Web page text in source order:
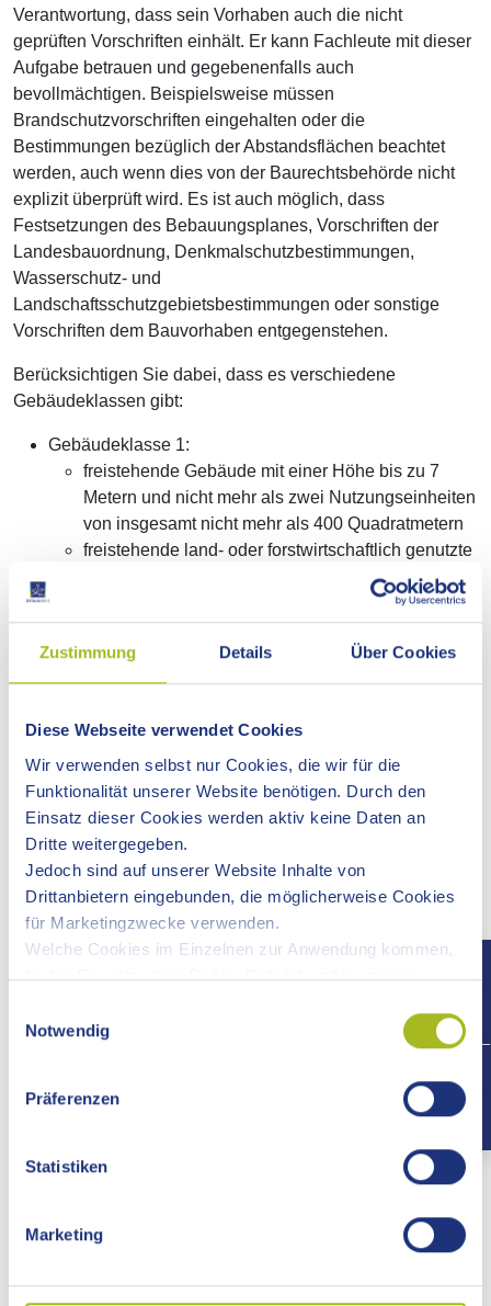
Zustimmung Details Über Cookies
Diese Webseite verwendet Cookies
Wir verwenden selbst nur Cookies, die wir für die
Funktionalität unserer Website benötigen. Durch den
Einsatz dieser Cookies werden aktiv keine Daten an
Dritte weitergegeben.
Jedoch sind auf unserer Website Inhalte von
Drittanbietern eingebunden, die möglicherweise Cookies
für Marketingzwecke verwenden.
Welche Cookies im Einzelnen zur Anwendung kommen,
finden Sie unter dem Reiter „Details“ und in unserer
Notwendig
Präferenzen
Statistiken
Marketing
Verantwortung, dass sein Vorhaben auch die nicht
geprüften Vorschriften einhält. Er kann Fachleute mit dieser
Aufgabe betrauen und gegebenenfalls auch
bevollmächtigen. Beispielsweise müssen
Brandschutzvorschriften eingehalten oder die
Bestimmungen bezüglich der Abstandsflächen beachtet
werden, auch wenn dies von der Baurechtsbehörde nicht
explizit überprüft wird. Es ist auch möglich, dass
Festsetzungen des Bebauungsplanes, Vorschriften der
Landesbauordnung, Denkmalschutzbestimmungen,
Wasserschutz- und
Landschaftsschutzgebietsbestimmungen oder sonstige
Vorschriften dem Bauvorhaben entgegenstehen.
Berücksichtigen Sie dabei, dass es verschiedene
Gebäudeklassen gibt:
Gebäudeklasse 1:
freistehende Gebäude mit einer Höhe bis zu 7
Metern und nicht mehr als zwei Nutzungseinheiten
von insgesamt nicht mehr als 400 Quadratmetern
freistehende land- oder forstwirtschaftlich genutzte
Gebäudeklasse 2:
Gebäude (nicht freistehend) mit einer Höhe bis zu
7 Metern und nicht mehr als zwei
Nutzungseinheiten von insgesamt nicht mehr als
Gebäudeklasse 3:
sonstige Gebäude mit einer Höhe bis zu 7 Metern
Gebäudeklasse 4:
Gebäude mit einer Höhe bis zu 13 Metern und
Nutzungseinheiten mit jeweils nicht mehr als 400
Quadratmetern
Gebäudeklasse 5:
sonstige Gebäude einschließlich unterirdischer
Gebäude
der Wohngebäude sowie Sonderbauten benötigen Sie
immer eine Baugenehmigung.
Das vereinfachte Baugenehmigungsverfahren ist bei diesen
Bauvorhaben nicht möglich.
Online-Antrag
Formulare und weitere Angebote